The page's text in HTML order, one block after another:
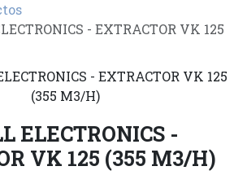
- EXTRACTOR VK 125
ELECTRONICS -
VK 125 (355 M3/H)